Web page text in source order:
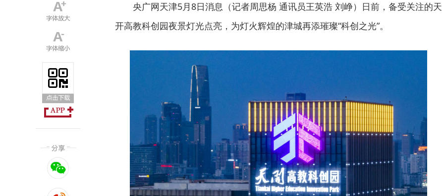
央广网天津5月8日消息（记者周思杨 通讯员王英浩 刘峥）日前，备受关注的天
开高教科创园夜景灯光点亮，为灯火辉煌的津城再添璀璨“科创之光”。